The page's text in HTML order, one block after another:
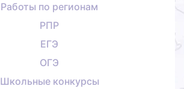
Работы по регионам
РПР
ЕГЭ
ОГЭ
Школьные конкурсы